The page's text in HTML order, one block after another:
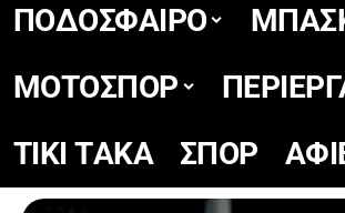
ΠΟΔΟΣΦΑΙΡΟ
ΜΟΤΟΣΠΟΡ
TIKΙ TΑΚΑ
ΣΠΟΡ